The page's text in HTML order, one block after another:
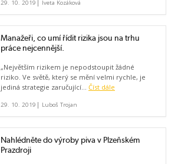
29. 10. 2019 | Iveta Kozáková
Manažeři, co umí řídit rizika jsou na trhu
práce nejcennější.
„Největším rizikem je nepodstoupit žádné
riziko. Ve světě, který se mění velmi rychle, je
jediná strategie zaručující... Číst dále
29. 10. 2019 | Luboš Trojan
Nahlédněte do výroby piva v Plzeňském
Prazdroji